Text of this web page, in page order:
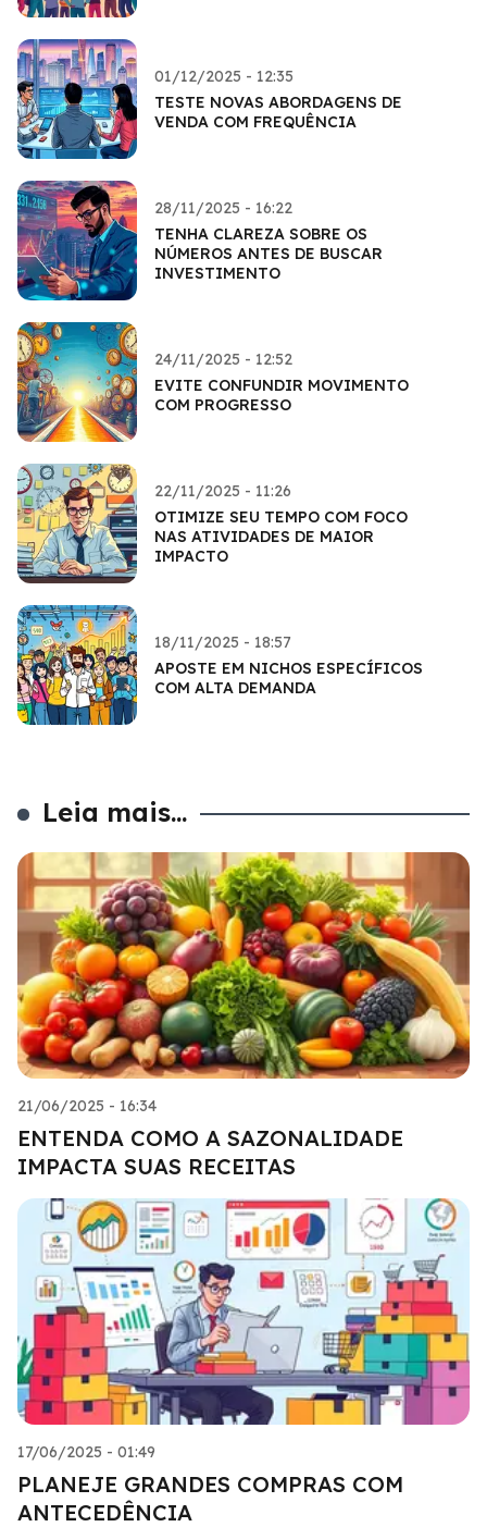
01/12/2025 - 12:35
TESTE NOVAS ABORDAGENS DE
VENDA COM FREQUÊNCIA
28/11/2025 - 16:22
TENHA CLAREZA SOBRE OS
NÚMEROS ANTES DE BUSCAR
INVESTIMENTO
24/11/2025 - 12:52
EVITE CONFUNDIR MOVIMENTO
COM PROGRESSO
22/11/2025 - 11:26
OTIMIZE SEU TEMPO COM FOCO
NAS ATIVIDADES DE MAIOR
IMPACTO
18/11/2025 - 18:57
APOSTE EM NICHOS ESPECÍFICOS
COM ALTA DEMANDA
Leia mais...
21/06/2025 - 16:34
ENTENDA COMO A SAZONALIDADE
IMPACTA SUAS RECEITAS
17/06/2025 - 01:49
PLANEJE GRANDES COMPRAS COM
ANTECEDÊNCIA